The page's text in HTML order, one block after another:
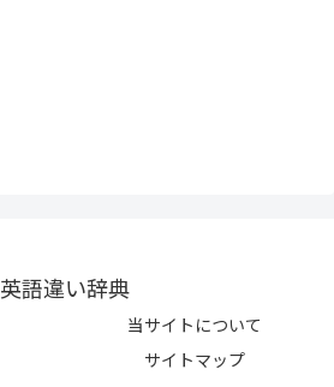
英語違い辞典
当サイトについて
サイトマップ